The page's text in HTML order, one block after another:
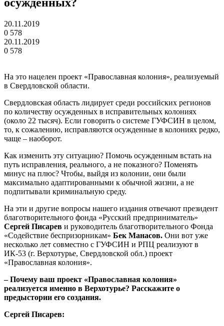
20.11.2019
0 578
20.11.2019
0 578
На это нацелен проект «Православная колония», реализуемый
в Свердловской области.
Свердловская область лидирует среди российских регионов
по количеству осужденных в исправительных колониях
(около 22 тысяч). Если говорить о системе ГУФСИН в целом,
то, к сожалению, исправляются осужденные в колониях редко,
чаще – наоборот.
Как изменить эту ситуацию? Помочь осужденным встать на
путь исправления, реального, а не показного? Поменять
минус на плюс? Чтобы, выйдя из колонии, они были
максимально адаптированными к обычной жизни, а не
подпитывали криминальную среду.
На эти и другие вопросы нашего издания отвечают президент
благотворительного фонда «Русский предприниматель»
Сергей Писарев и руководитель благотворительного Фонда
«Содействие беспризорникам» Бек Манасов. Они вот уже
несколько лет совместно с ГУФСИН и РПЦ реализуют в
ИК-53 (г. Верхотурье, Свердловской обл.) проект
«Православная колония».
– Почему ваш проект «Православная колония»
реализуется именно в Верхотурье? Расскажите о
предыстории его создания.
Сергей Писарев: